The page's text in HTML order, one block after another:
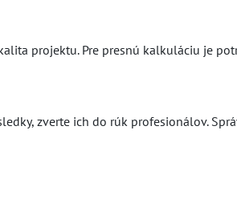
projektu. Pre presnú kalkuláciu je
zverte ich do rúk profesionálov.